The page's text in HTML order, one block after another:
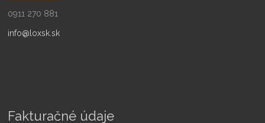
0911 270 881
info@loxsk.sk
Fakturačné údaje